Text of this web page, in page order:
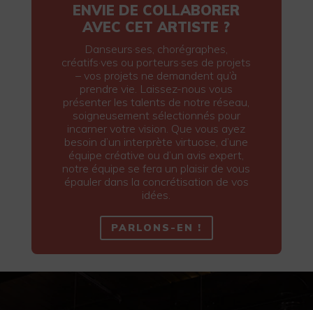
ENVIE DE COLLABORER
AVEC CET ARTISTE ?
Danseurs·ses, chorégraphes,
créatifs·ves ou porteurs·ses de projets
– vos projets ne demandent qu’à
prendre vie. Laissez-nous vous
présenter les talents de notre réseau,
soigneusement sélectionnés pour
incarner votre vision. Que vous ayez
besoin d’un interprète virtuose, d’une
équipe créative ou d’un avis expert,
notre équipe se fera un plaisir de vous
épauler dans la concrétisation de vos
idées.
PARLONS-EN !